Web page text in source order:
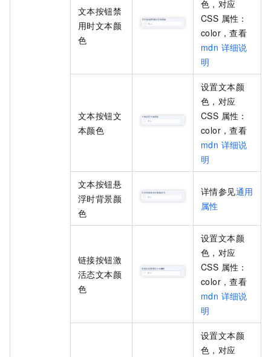
文本按钮禁
用时文本颜
色
色 ，对应
CSS 属性：
color ，查看
mdn 详细说
明
文本按钮文
本颜色
设置文本颜
色 ，对应
CSS 属性：
color ，查看
mdn 详细说
明
文本按钮悬
浮时背景颜
色
详情参见通用
属性
链接按钮激
活态文本颜
色
设置文本颜
色 ，对应
CSS 属性：
color ，查看
mdn 详细说
明
设置文本颜
色 ，对应